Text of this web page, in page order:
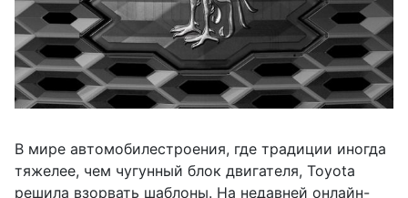
В мире автомобилестроения, где традиции иногда
тяжелее, чем чугунный блок двигателя, Toyota
решила взорвать шаблоны. На недавней онлайн-